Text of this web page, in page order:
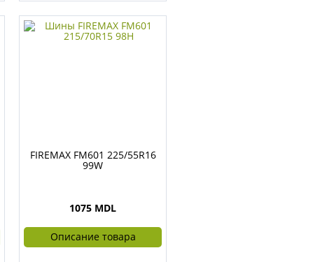
FIREMAX FM601 225/55R16
99W
1075 MDL
Описание товара